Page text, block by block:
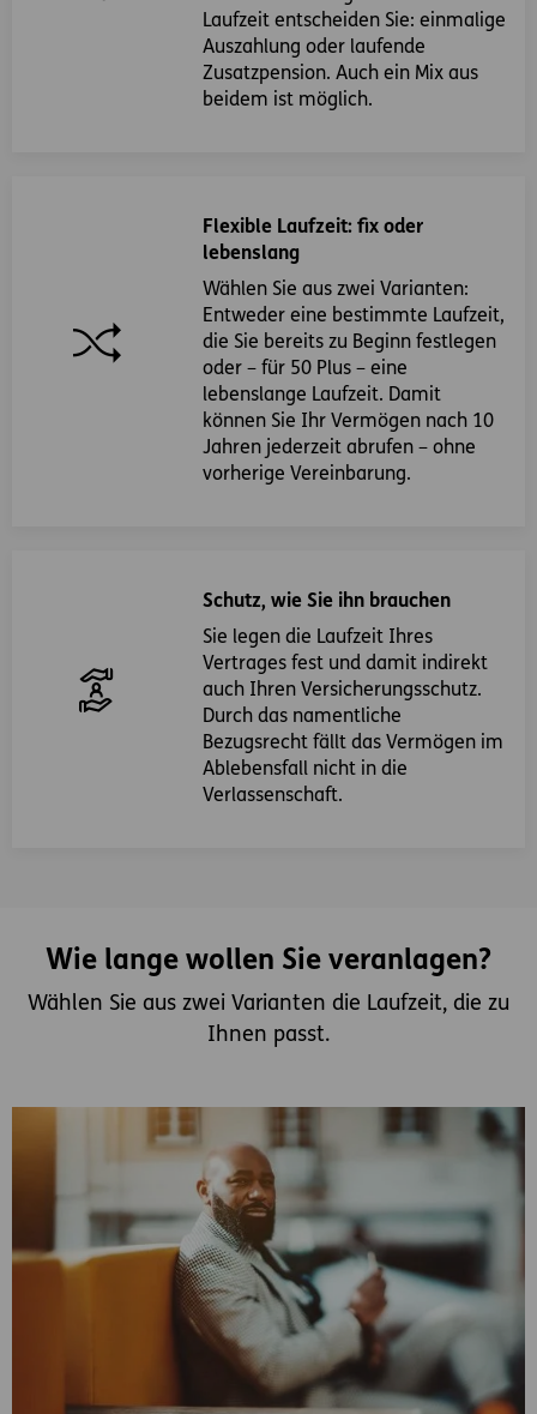
Laufzeit entscheiden Sie: einmalige
Auszahlung oder laufende
Zusatzpension. Auch ein Mix aus
beidem ist möglich.
Flexible Laufzeit: fix oder
lebenslang
Wählen Sie aus zwei Varianten:
Entweder eine bestimmte Laufzeit,
die Sie bereits zu Beginn festlegen
oder – für 50 Plus – eine
lebenslange Laufzeit. Damit
können Sie Ihr Vermögen nach 10
Jahren jederzeit abrufen – ohne
vorherige Vereinbarung.
Schutz, wie Sie ihn brauchen
Sie legen die Laufzeit Ihres
Vertrages fest und damit indirekt
auch Ihren Versicherungsschutz.
Durch das namentliche
Bezugsrecht fällt das Vermögen im
Ablebensfall nicht in die
Verlassenschaft.
Wie lange wollen Sie veranlagen?
Wählen Sie aus zwei Varianten die Laufzeit, die zu
Ihnen passt.